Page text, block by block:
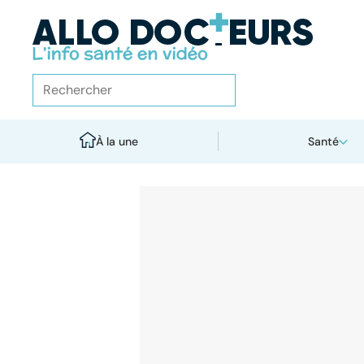
À la une Santé